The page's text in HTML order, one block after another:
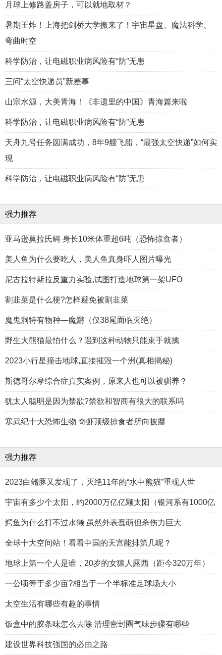
月球上修路盖房子，可以就地取材？
暑期王炸！上海把剑桥大学搬来了！宇宙星盘、魔法科学、
弯曲时空
科学防治，让电磁职业病风险有“防”无患
三问“太空快递员”新差事
山宗水源，大美青海！《非遗里的中国》青海篇来啦
科学防治，让电磁职业病风险有“防”无患
天舟九号任务圆满成功，8年9艘飞船，“最强太空快递”如何实
现
科学防治，让电磁职业病风险有“防”无患
强力推荐
亚马逊莫拉氏鳄 身长10米体重超6吨（恐怖掠食者）
美人鱼为什么要吃人，美人鱼真身吓人图片曝光
尼古拉特斯拉反重力实验,试图打造地球第一架UFO
割韭菜是什么梗?怎样避免被割韭菜
魔鬼洞特有物种—魔鱂（仅38尾面临灭绝）
野生大熊猫最怕什么？遇到这种动物只能束手就擒
2023小行星撞击地球,直接摧毁一个洲(真相揭秘)
斯德哥尔摩综合症真实案例，原来人也可以被驯养？
犹太人聪明是因为禁欲?禁欲和智商有很大的联系吗
寒武纪十大恐怖生物 奇虾顶级掠食者所向披靡
强力推荐
2023白鳍豚又发现了，灭绝11年的“水中熊猫”重现人世
宇宙有多少个太阳，约2000万亿亿颗太阳（银河系有1000亿
鳄鱼为什么打不过水獭 虽然外表蠢萌但杀伤力巨大
全球十大空间站！看看中国的天宫能排第几呢？
地球上第一个人是谁，20岁的女猿人露西（距今320万年）
一公顷等于多少亩?相当于一个半标准足球场大小
太空生活有哪些有趣的事情
饭盒中的胶条味怎么去除 清理密封圈气味步骤有哪些
建设世界科技强国的必由之路